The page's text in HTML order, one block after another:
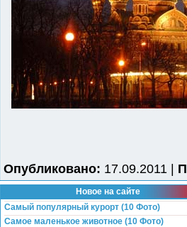
Опубликовано: 17.09.2011 |
Новое на сайте
Самый популярный курорт (10 Фото)
Самое маленькое животное (10 Фото)